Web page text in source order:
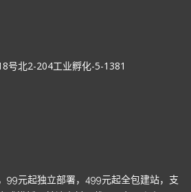
号北2-204工业孵化-5-1381
99元起独立部署，499元起全包建站，支